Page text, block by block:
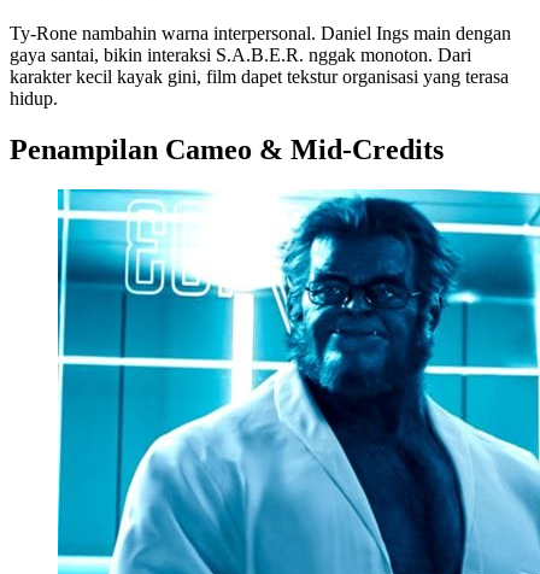
Ty-Rone nambahin warna interpersonal. Daniel Ings main dengan
gaya santai, bikin interaksi S.A.B.E.R. nggak monoton. Dari
karakter kecil kayak gini, film dapet tekstur organisasi yang terasa
hidup.
Penampilan Cameo & Mid-Credits